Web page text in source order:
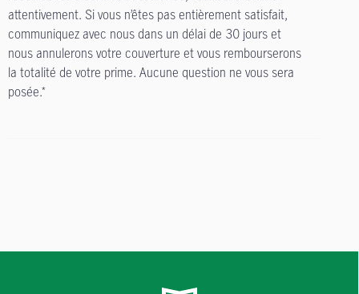
attentivement. Si vous n’êtes pas entièrement satisfait,
communiquez avec nous dans un délai de 30 jours et
nous annulerons votre couverture et vous rembourserons
la totalité de votre prime. Aucune question ne vous sera
posée.*